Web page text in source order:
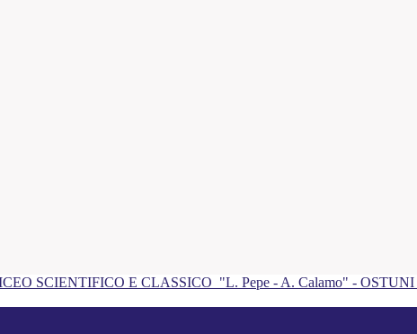
SCIENTIFICO E CLASSICO "L. Pepe - A. Calamo" - OSTUNI